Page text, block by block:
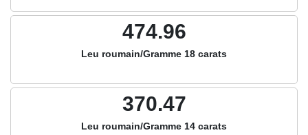
474.96
Leu roumain/Gramme 18 carats
370.47
Leu roumain/Gramme 14 carats